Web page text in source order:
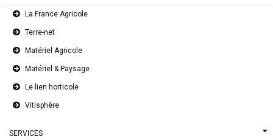
La France Agricole
Terre-net
Matériel Agricole
Matériel & Paysage
Le lien horticole
Vitisphère
SERVICES